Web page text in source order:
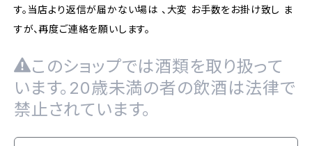
す。当店より返信が届かない場は 、大変 お手数をお掛け致し ま
すが、再度ご連絡を願いします。
このショップでは酒類を取り扱って
います。20歳未満の者の飲酒は法律で
禁止されています。